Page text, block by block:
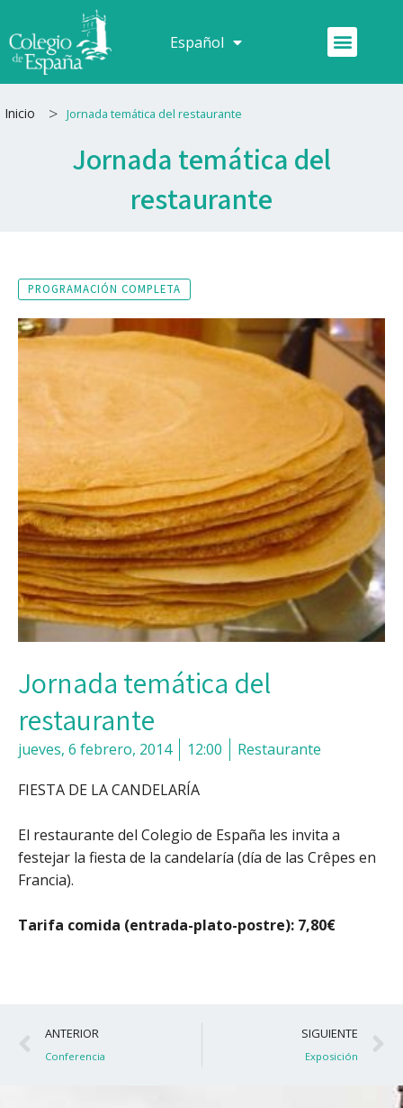
al
contenido
Español
Français Menú
Inicio > Jornada temática del restaurante
Jornada temática del
restaurante
PROGRAMACIÓN COMPLETA
Jornada temática del
restaurante
jueves, 6 febrero, 2014 12:00 Restaurante
FIESTA DE LA CANDELARÍA
El restaurante del Colegio de España les invita a
festejar la fiesta de la candelaría (día de las Crêpes en
Francia).
Tarifa comida (entrada-plato-postre): 7,80€
Ant
ANTERIOR
Conferencia
SIGUIENTE
Exposición